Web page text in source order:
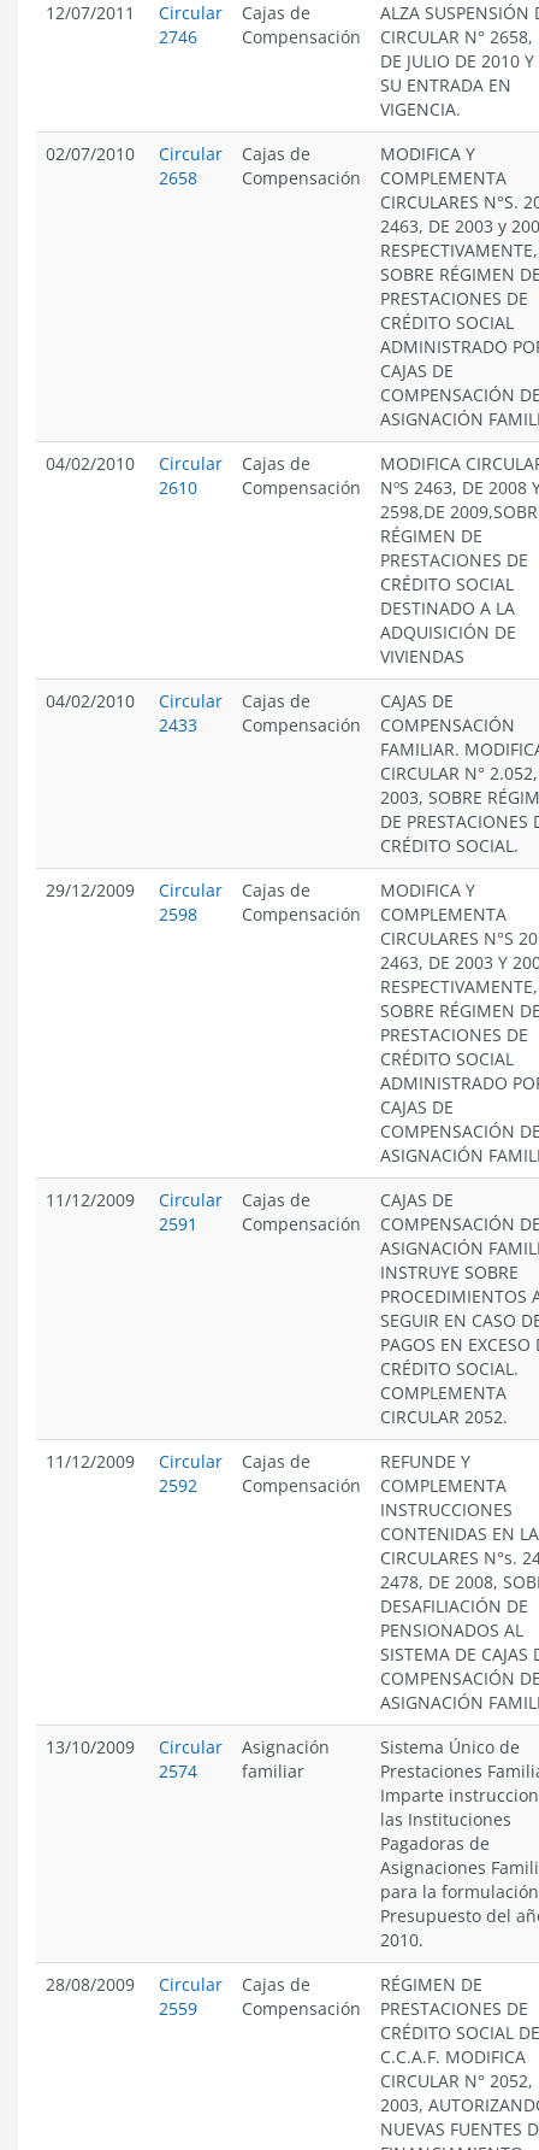
12/07/2011
Circular
2746
Cajas de
Compensación
ALZA SUSPENSIÓN
CIRCULAR N° 2658,
DE JULIO DE 2010 Y
SU ENTRADA EN
VIGENCIA.
02/07/2010
Circular
2658
Cajas de
Compensación
MODIFICA Y
COMPLEMENTA
CIRCULARES N°S.
2463, DE 2003 y
RESPECTIVAMENTE,
SOBRE RÉGIMEN
PRESTACIONES DE
CRÉDITO SOCIAL
ADMINISTRADO
CAJAS DE
COMPENSACIÓN
ASIGNACIÓN
04/02/2010
Circular
2610
Cajas de
Compensación
MODIFICA
NºS 2463, DE 2008
2598,DE
RÉGIMEN DE
PRESTACIONES DE
CRÉDITO SOCIAL
DESTINADO A LA
ADQUISICIÓN DE
VIVIENDAS
04/02/2010
Circular
2433
Cajas de
Compensación
CAJAS DE
COMPENSACIÓN
FAMILIAR.
CIRCULAR N°
2003, SOBRE
DE PRESTACIONES
CRÉDITO SOCIAL.
29/12/2009
Circular
2598
Cajas de
Compensación
MODIFICA Y
COMPLEMENTA
CIRCULARES N°S
2463, DE 2003 Y
RESPECTIVAMENTE,
SOBRE RÉGIMEN
PRESTACIONES DE
CRÉDITO SOCIAL
ADMINISTRADO
CAJAS DE
COMPENSACIÓN
ASIGNACIÓN
11/12/2009
Circular
2591
Cajas de
Compensación
CAJAS DE
COMPENSACIÓN
ASIGNACIÓN
INSTRUYE SOBRE
PROCEDIMIENTOS
SEGUIR EN CASO
PAGOS EN EXCESO
CRÉDITO SOCIAL.
COMPLEMENTA
CIRCULAR 2052.
11/12/2009
Circular
2592
Cajas de
Compensación
REFUNDE Y
COMPLEMENTA
INSTRUCCIONES
CONTENIDAS EN
CIRCULARES N°s.
2478, DE 2008,
DESAFILIACIÓN DE
PENSIONADOS AL
SISTEMA DE CAJAS
COMPENSACIÓN
ASIGNACIÓN
13/10/2009
Circular
2574
Asignación
familiar
Sistema Único de
Prestaciones
Imparte
las Instituciones
Pagadoras de
Asignaciones
para la
Presupuesto del
2010.
28/08/2009
Circular
2559
Cajas de
Compensación
RÉGIMEN DE
PRESTACIONES DE
CRÉDITO SOCIAL
C.C.A.F. MODIFICA
CIRCULAR N° 2052,
2003,
NUEVAS FUENTES